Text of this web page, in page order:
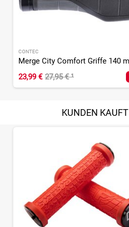
CONTEC
Merge City Comfort Griffe 140
23,99 € 27,95 €¹
KUNDEN